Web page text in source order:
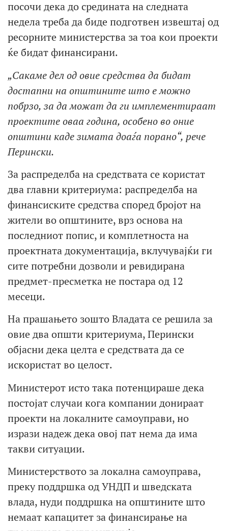
посочи дека до средината на следната
недела треба да биде подготвен извештај од
ресорните министерства за тоа кои проекти
ќе бидат финансирани.
„Сакаме дел од овие средства да бидат
достапни на општините што е можно
побрзо, за да можат да ги имплементираат
проектите оваа година, особено во оние
општини каде зимата доаѓа порано“, рече
Перински.
За распределба на средствата се користат
два главни критериума: распределба на
финансиските средства според бројот на
жители во општините, врз основа на
последниот попис, и комплетноста на
проектната документација, вклучувајќи ги
сите потребни дозволи и ревидирана
предмет-пресметка не постара од 12
месеци.
На прашањето зошто Владата се решила за
овие два општи критериума, Перински
објасни дека целта е средствата да се
искористат во целост.
Министерот исто така потенцираше дека
постојат случаи кога компании донираат
проекти на локалните самоуправи, но
изрази надеж дека овој пат нема да има
такви ситуации.
Министерството за локална самоуправа,
преку поддршка од УНДП и шведската
влада, нуди поддршка на општините што
немаат капацитет за финансирање на